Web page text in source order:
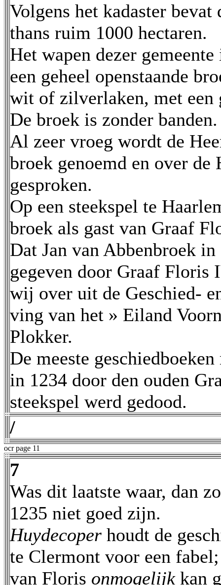
Volgens het kadaster bevat
thans ruim 1000 hectaren.
Het wapen dezer
een geheel openstaande
wit of zilverlaken, met een
De broek is zonder banden.
Al zeer vroeg wordt de
broek genoemd en over de
gesproken.
Op een steekspel te
broek als gast van Graaf
Dat Jan van Abbenbroek
gegeven door Graaf Floris
wij over uit de Geschied-
ving van het » Eiland
Plokker.
De meeste
in 1234 door den ouden
steekspel werd gedood.
/
ocr page 11
7
Was dit laatste waar, dan
1235 niet goed zijn.
Huydecoper houdt de
te Clermont voor een
van Floris onmogelijk kan